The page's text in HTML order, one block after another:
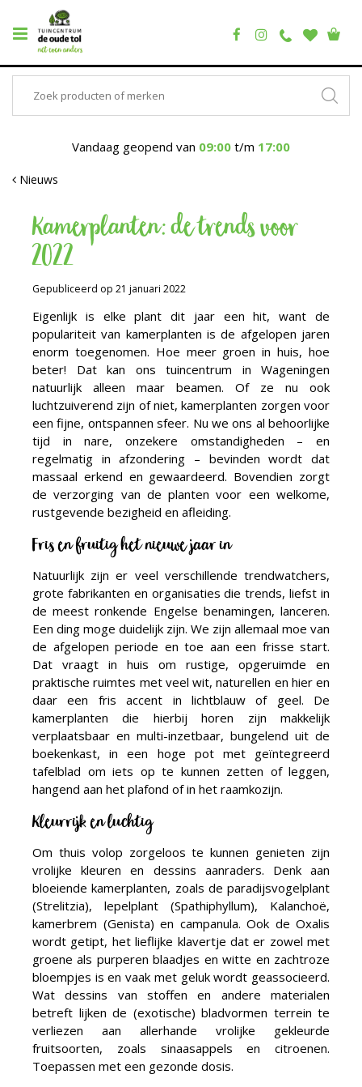
Vandaag geopend van 09:00 t/m 17:00
Nieuws
Kamerplanten: de trends voor
2022
Gepubliceerd op 21 januari 2022
Eigenlijk is elke plant dit jaar een hit, want de
populariteit van kamerplanten is de afgelopen jaren
enorm toegenomen. Hoe meer groen in huis, hoe
beter! Dat kan ons tuincentrum in Wageningen
natuurlijk alleen maar beamen. Of ze nu ook
luchtzuiverend zijn of niet, kamerplanten zorgen voor
een fijne, ontspannen sfeer. Nu we ons al behoorlijke
tijd in nare, onzekere omstandigheden – en
regelmatig in afzondering – bevinden wordt dat
massaal erkend en gewaardeerd. Bovendien zorgt
de verzorging van de planten voor een welkome,
rustgevende bezigheid en afleiding.
Fris en fruitig het nieuwe jaar in
Natuurlijk zijn er veel verschillende trendwatchers,
grote fabrikanten en organisaties die trends, liefst in
de meest ronkende Engelse benamingen, lanceren.
Een ding moge duidelijk zijn. We zijn allemaal moe van
de afgelopen periode en toe aan een frisse start.
Dat vraagt in huis om rustige, opgeruimde en
praktische ruimtes met veel wit, naturellen en hier en
daar een fris accent in lichtblauw of geel. De
kamerplanten die hierbij horen zijn makkelijk
verplaatsbaar en multi-inzetbaar, bungelend uit de
boekenkast, in een hoge pot met geïntegreerd
tafelblad om iets op te kunnen zetten of leggen,
hangend aan het plafond of in het raamkozijn.
Kleurrijk en luchtig
Om thuis volop zorgeloos te kunnen genieten zijn
vrolijke kleuren en dessins aanraders. Denk aan
bloeiende kamerplanten, zoals de paradijsvogelplant
(Strelitzia), lepelplant (Spathiphyllum), Kalanchoë,
kamerbrem (Genista) en campanula. Ook de Oxalis
wordt getipt, het lieflijke klavertje dat er zowel met
groene als purperen blaadjes en witte en zachtroze
bloempjes is en vaak met geluk wordt geassocieerd.
Wat dessins van stoffen en andere materialen
betreft lijken de (exotische) bladvormen terrein te
verliezen aan allerhande vrolijke gekleurde
fruitsoorten, zoals sinaasappels en citroenen.
Toepassen met een gezonde dosis.